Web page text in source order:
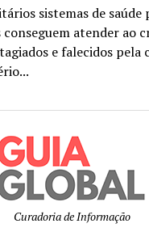
sistemas de saúde
conseguem atender ao
e falecidos pela
Curadoria de Informação